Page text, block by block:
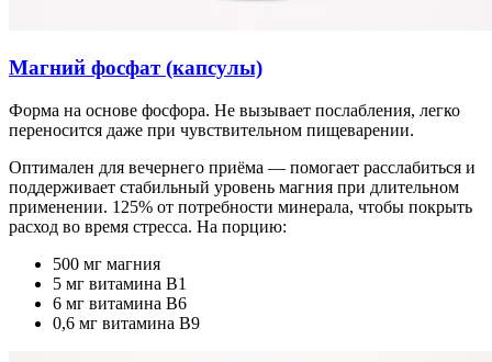
Магний фосфат (капсулы)
Форма на основе фосфора. Не вызывает послабления, легко
переносится даже при чувствительном пищеварении.
Оптимален для вечернего приёма — помогает расслабиться и
поддерживает стабильный уровень магния при длительном
применении. 125% от потребности минерала, чтобы покрыть
расход во время стресса. На порцию:
500 мг магния
5 мг витамина B1
6 мг витамина B6
0,6 мг витамина B9